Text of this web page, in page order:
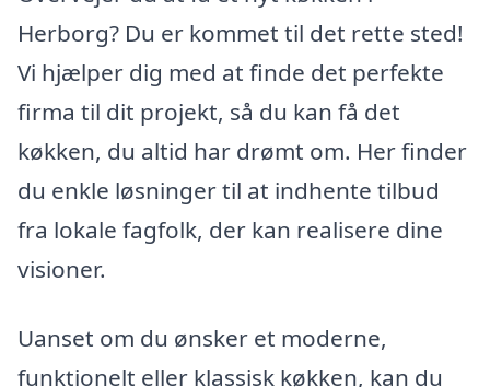
Herborg? Du er kommet til det rette sted!
Vi hjælper dig med at finde det perfekte
firma til dit projekt, så du kan få det
køkken, du altid har drømt om. Her finder
du enkle løsninger til at indhente tilbud
fra lokale fagfolk, der kan realisere dine
visioner.
Uanset om du ønsker et moderne,
funktionelt eller klassisk køkken, kan du